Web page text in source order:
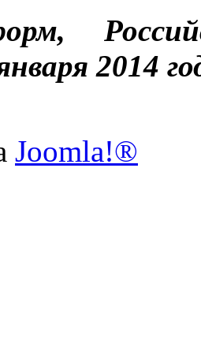
2014
Joomla!®